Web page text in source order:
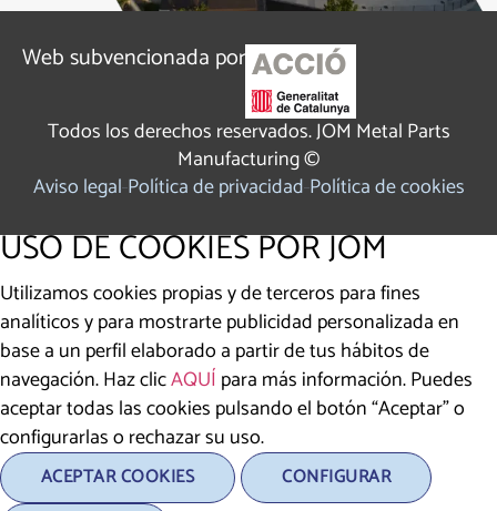
Web subvencionada por
Todos los derechos reservados. JOM Metal Parts
Manufacturing ©
Aviso legalPolítica de privacidadPolítica de cookies
USO DE COOKIES POR JOM
Utilizamos cookies propias y de terceros para fines
analíticos y para mostrarte publicidad personalizada en
base a un perfil elaborado a partir de tus hábitos de
navegación. Haz clicAQUÍ para más información. Puedes
aceptar todas las cookies pulsando el botón “Aceptar” o
configurarlas o rechazar su uso.
ACEPTAR COOKIES
CONFIGURAR